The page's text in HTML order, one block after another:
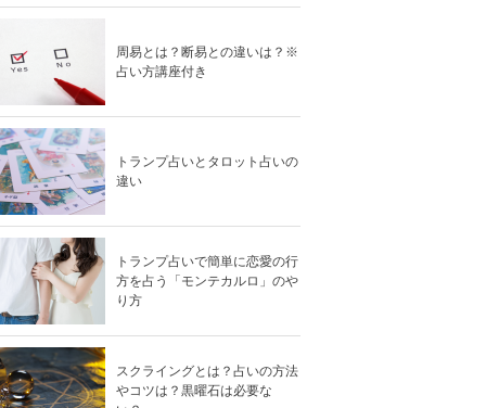
周易とは？断易との違いは？※
占い方講座付き
トランプ占いとタロット占いの
違い
トランプ占いで簡単に恋愛の行
方を占う「モンテカルロ」のや
り方
スクライングとは？占いの方法
やコツは？黒曜石は必要な